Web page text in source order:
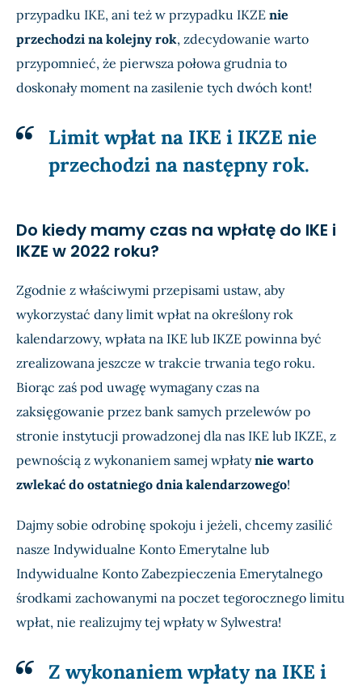
przypadku IKE, ani też w przypadku IKZE nie
przechodzi na kolejny rok, zdecydowanie warto
przypomnieć, że pierwsza połowa grudnia to
doskonały moment na zasilenie tych dwóch kont!
Limit wpłat na IKE i IKZE nie
przechodzi na następny rok.
Do kiedy mamy czas na wpłatę do IKE i
IKZE w 2022 roku?
Zgodnie z właściwymi przepisami ustaw, aby
wykorzystać dany limit wpłat na określony rok
kalendarzowy, wpłata na IKE lub IKZE powinna być
zrealizowana jeszcze w trakcie trwania tego roku.
Biorąc zaś pod uwagę wymagany czas na
zaksięgowanie przez bank samych przelewów po
stronie instytucji prowadzonej dla nas IKE lub IKZE, z
pewnością z wykonaniem samej wpłatynie warto
zwlekać do ostatniego dnia kalendarzowego!
Dajmy sobie odrobinę spokoju i jeżeli, chcemy zasilić
nasze Indywidualne Konto Emerytalne lub
Indywidualne Konto Zabezpieczenia Emerytalnego
środkami zachowanymi na poczet tegorocznego limitu
wpłat, nie realizujmy tej wpłaty w Sylwestra!
Z wykonaniem wpłaty na IKE i